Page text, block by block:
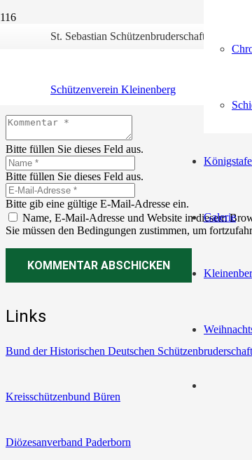
St. Sebastian Schützenbruderschaft
Schützenverein Kleinenberg
Galerie
Schreibe einen Kommentar
Deine E-Mail-Adresse wird nicht veröffentlicht.
Bitte füllen Sie dieses Feld aus.
Bitte füllen Sie dieses Feld aus.
Bitte gib eine gültige E-Mail-Adresse ein.
Name, E-Mail-Adresse und Website in diesem
Sie müssen den Bedingungen zustimmen, um
KOMMENTAR ABSCHICKEN
Links
Bund der Historischen Deutschen
Kreisschützenbund Büren
Diözesanverband Paderborn